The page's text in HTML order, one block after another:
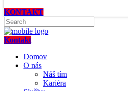
KONTAKT
Kontakt
Domov
O nás
Náš tím
Kariéra